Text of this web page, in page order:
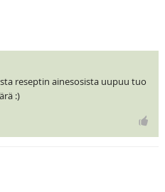
reseptin ainesosista uupuu tuo
:)